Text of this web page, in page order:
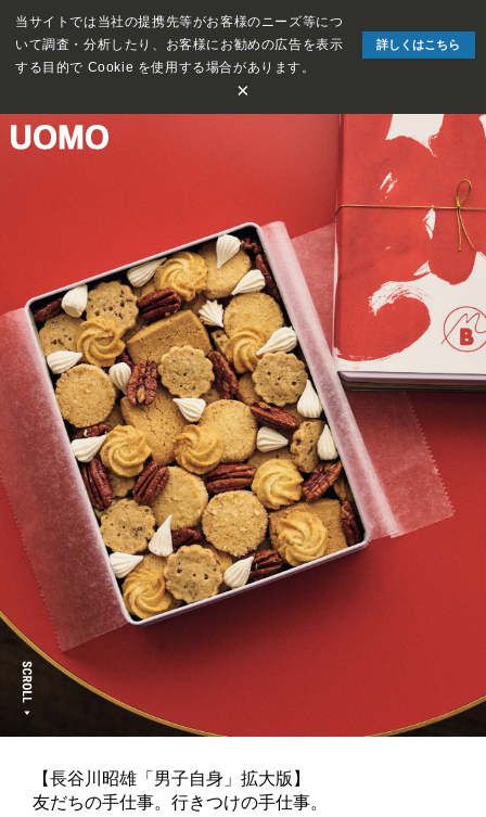
当サイトでは当社の提携先等がお客様のニーズ等につ
いて調査・分析したり、お客様にお勧めの広告を表示
する目的で Cookie を使用する場合があります。
詳しくはこちら
×
【長谷川昭雄「男子自身」拡大版】
友だちの手仕事。行きつけの手仕事。